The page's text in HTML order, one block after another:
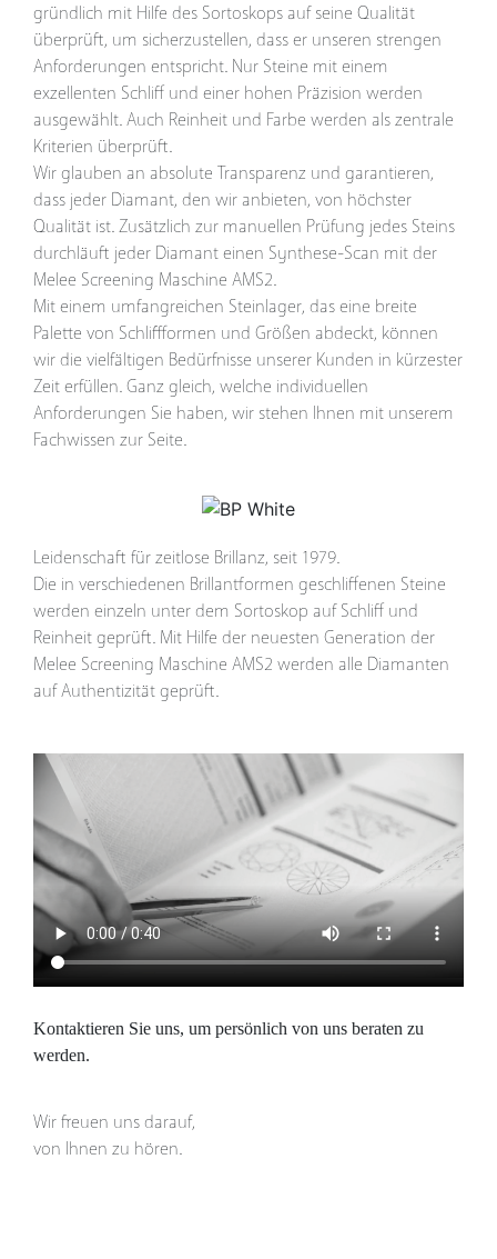
gründlich mit Hilfe des Sortoskops auf seine Qualität
überprüft, um sicherzustellen, dass er unseren strengen
Anforderungen entspricht. Nur Steine mit einem
exzellenten Schliff und einer hohen Präzision werden
ausgewählt. Auch Reinheit und Farbe werden als zentrale
Kriterien überprüft.
Wir glauben an absolute Transparenz und garantieren,
dass jeder Diamant, den wir anbieten, von höchster
Qualität ist. Zusätzlich zur manuellen Prüfung jedes Steins
durchläuft jeder Diamant einen Synthese-Scan mit der
Melee Screening Maschine AMS2.
Mit einem umfangreichen Steinlager, das eine breite
Palette von Schliffformen und Größen abdeckt, können
wir die vielfältigen Bedürfnisse unserer Kunden in kürzester
Zeit erfüllen. Ganz gleich, welche individuellen
Anforderungen Sie haben, wir stehen Ihnen mit unserem
Fachwissen zur Seite.
Leidenschaft für zeitlose Brillanz, seit 1979.
Die in verschiedenen Brillantformen geschliffenen Steine
werden einzeln unter dem Sortoskop auf Schliff und
Reinheit geprüft. Mit Hilfe der neuesten Generation der
Melee Screening Maschine AMS2 werden alle Diamanten
auf Authentizität geprüft.
Kontaktieren Sie uns, um persönlich von uns beraten zu
werden.
Wir freuen uns darauf,
von Ihnen zu hören.